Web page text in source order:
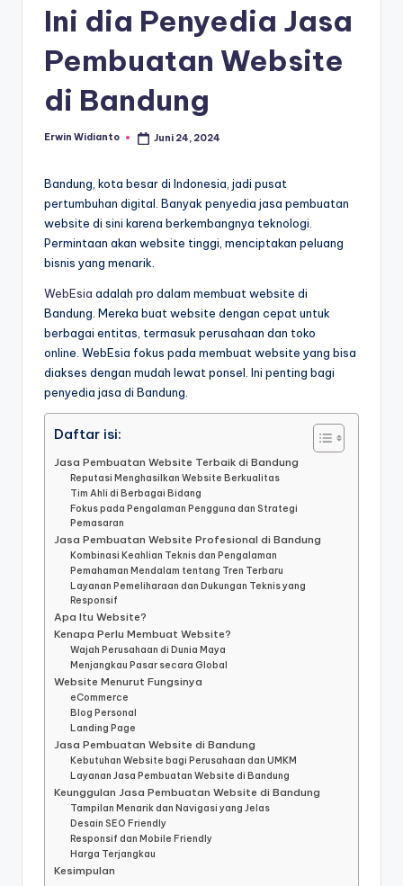
Ini dia Penyedia Jasa
Pembuatan Website
di Bandung
Posted
Erwin Widianto Juni 24, 2024
Bandung, kota besar di Indonesia, jadi pusat
pertumbuhan digital. Banyak penyedia jasa pembuatan
website di sini karena berkembangnya teknologi.
Permintaan akan website tinggi, menciptakan peluang
bisnis yang menarik.
WebEsia adalah pro dalam membuat website di
Bandung. Mereka buat website dengan cepat untuk
berbagai entitas, termasuk perusahaan dan toko
online. WebEsia fokus pada membuat website yang bisa
diakses dengan mudah lewat ponsel. Ini penting bagi
penyedia jasa di Bandung.
Daftar isi:
Jasa Pembuatan Website Terbaik di Bandung
Reputasi Menghasilkan Website Berkualitas
Tim Ahli di Berbagai Bidang
Fokus pada Pengalaman Pengguna dan Strategi
Pemasaran
Jasa Pembuatan Website Profesional di Bandung
Kombinasi Keahlian Teknis dan Pengalaman
Pemahaman Mendalam tentang Tren Terbaru
Layanan Pemeliharaan dan Dukungan Teknis yang
Responsif
Apa Itu Website?
Kenapa Perlu Membuat Website?
Wajah Perusahaan di Dunia Maya
Menjangkau Pasar secara Global
Website Menurut Fungsinya
eCommerce
Blog Personal
Landing Page
Jasa Pembuatan Website di Bandung
Kebutuhan Website bagi Perusahaan dan UMKM
Layanan Jasa Pembuatan Website di Bandung
Keunggulan Jasa Pembuatan Website di Bandung
Tampilan Menarik dan Navigasi yang Jelas
Desain SEO Friendly
Responsif dan Mobile Friendly
Harga Terjangkau
Kesimpulan